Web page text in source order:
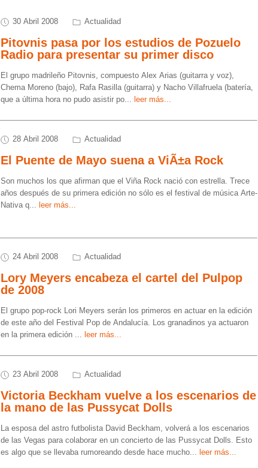
30 Abril 2008 Actualidad
Pitovnis pasa por los estudios de Pozuelo
Radio para presentar su primer disco
El grupo madrileño Pitovnis, compuesto Alex Arias (guitarra y voz),
Chema Moreno (bajo), Rafa Rasilla (guitarra) y Nacho Villafruela (batería,
que a última hora no pudo asistir po... leer más...
28 Abril 2008 Actualidad
El Puente de Mayo suena a ViÃ±a Rock
Son muchos los que afirman que el Viña Rock nació con estrella. Trece
años después de su primera edición no sólo es el festival de música Arte-
Nativa q... leer más...
24 Abril 2008 Actualidad
Lory Meyers encabeza el cartel del Pulpop
de 2008
El grupo pop-rock Lori Meyers serán los primeros en actuar en la edición
de este año del Festival Pop de Andalucía. Los granadinos ya actuaron
en la primera edición ... leer más...
23 Abril 2008 Actualidad
Victoria Beckham vuelve a los escenarios de
la mano de las Pussycat Dolls
La esposa del astro futbolista David Beckham, volverá a los escenarios
de las Vegas para colaborar en un concierto de las Pussycat Dolls. Esto
es algo que se llevaba rumoreando desde hace mucho... leer más...